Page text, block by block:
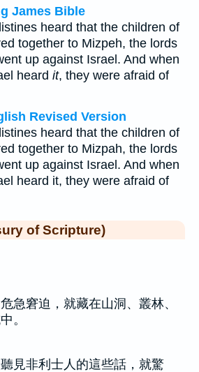
James Bible
heard that the children of
together to Mizpeh, the lords
up against Israel. And when
heard it, they were afraid of
Revised Version
heard that the children of
together to Mizpah, the lords
up against Israel. And when
heard it, they were afraid of
of Scripture)
急窘迫，就藏在山洞、叢林、
。
見非利士人的這些話，就驚